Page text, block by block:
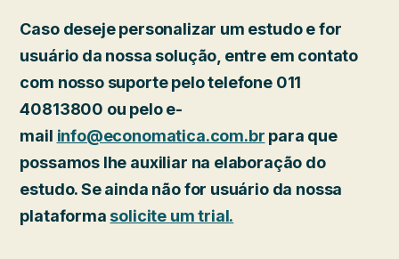
Caso deseje personalizar um estudo e for
usuário da nossa solução, entre em contato
com nosso suporte pelo telefone 011
40813800 ou pelo e-
mail info@economatica.com.br para que
possamos lhe auxiliar na elaboração do
estudo. Se ainda não for usuário da nossa
plataformasolicite um trial.